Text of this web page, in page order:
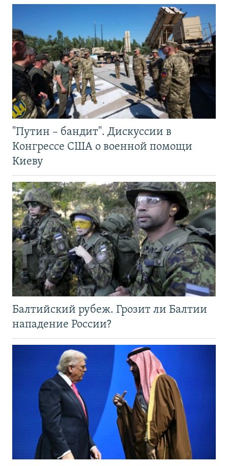
"Путин – бандит". Дискуссии в
Конгрессе США о военной помощи
Киеву
Балтийский рубеж. Грозит ли Балтии
нападение России?